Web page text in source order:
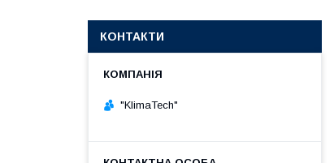
КОНТАКТИ
"KlimaTech"